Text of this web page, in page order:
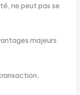
ne peut pas se
majeurs